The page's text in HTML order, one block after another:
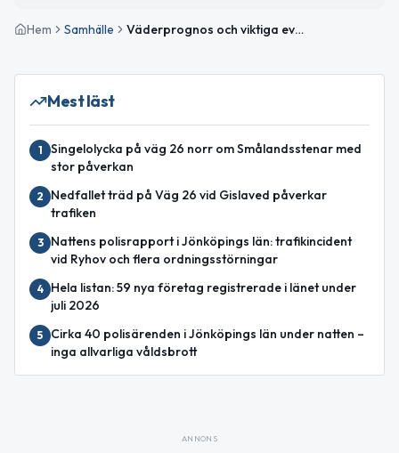
Hem Samhälle Väderprognos och viktiga evenemang i Gislaved idag
Mest läst
1
Singelolycka på väg 26 norr om Smålandsstenar med
stor påverkan
2
Nedfallet träd på Väg 26 vid Gislaved påverkar
trafiken
3
Nattens polisrapport i Jönköpings län: trafikincident
vid Ryhov och flera ordningsstörningar
4
Hela listan: 59 nya företag registrerade i länet under
juli 2026
5
Cirka 40 polisärenden i Jönköpings län under natten –
inga allvarliga våldsbrott
ANNONS